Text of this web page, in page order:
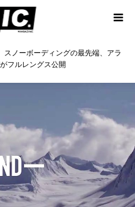
スノーボーディングの最先端、アラ
フルレングス公開